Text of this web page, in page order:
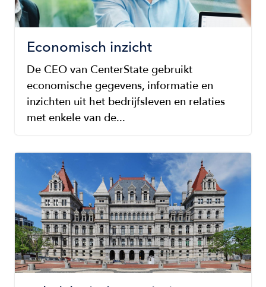
Economisch inzicht
De CEO van CenterState gebruikt
economische gegevens, informatie en
inzichten uit het bedrijfsleven en relaties
met enkele van de...
Image